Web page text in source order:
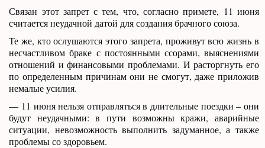
Связан этот запрет с тем, что, согласно примете, 11 июня
считается неудачной датой для создания брачного союза.
Те же, кто ослушаются этого запрета, проживут всю жизнь в
несчастливом браке с постоянными ссорами, выяснениями
отношений и финансовыми проблемами. И расторгнуть его
по определенным причинам они не смогут, даже приложив
немалые усилия.
— 11 июня нельзя отправляться в длительные поездки – они
будут неудачными: в пути возможны кражи, аварийные
ситуации, невозможность выполнить задуманное, а также
проблемы со здоровьем.